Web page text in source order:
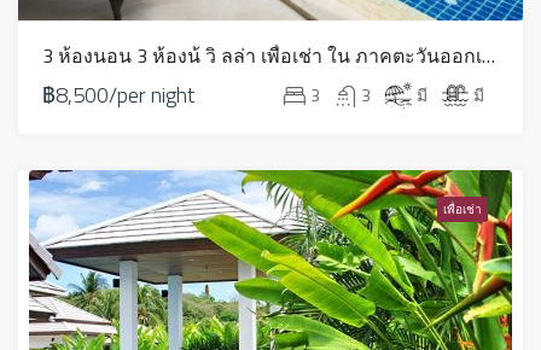
3 ห้องนอน 3 ห้องน้ วิ ลล่า เพื่อเช่า ใน ภาคตะวันออกเฉียงเหนือ – HV0080
฿8,500/per night 3 3 มี มี
เพื่อเช่า